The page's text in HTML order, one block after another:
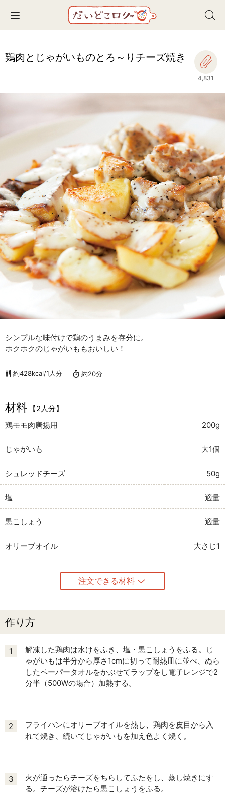
Toggle navigation
鶏肉とじゃがいものとろ～りチーズ焼き
4,831
シンプルな味付けで鶏のうまみを存分に。
ホクホクのじゃがいももおいしい！
約428kcal/1人分 約20分
材料
【2人分】
鶏モモ肉唐揚用
200g
じゃがいも 大1個
シュレッドチーズ 50g
塩 適量
黒こしょう 適量
オリーブオイル 大さじ1
注文できる材料
作り方
1
解凍した鶏肉は水けをふき、塩・黒こしょうをふる。じ
ゃがいもは半分から厚さ1cmに切って耐熱皿に並べ、ぬら
したペーパータオルをかぶせてラップをし電子レンジで2
分半（500Wの場合）加熱する。
2
フライパンにオリーブオイルを熱し、鶏肉を皮目から入
れて焼き、続いてじゃがいもを加え色よく焼く。
3
火が通ったらチーズをちらしてふたをし、蒸し焼きにす
る。チーズが溶けたら黒こしょうをふる。